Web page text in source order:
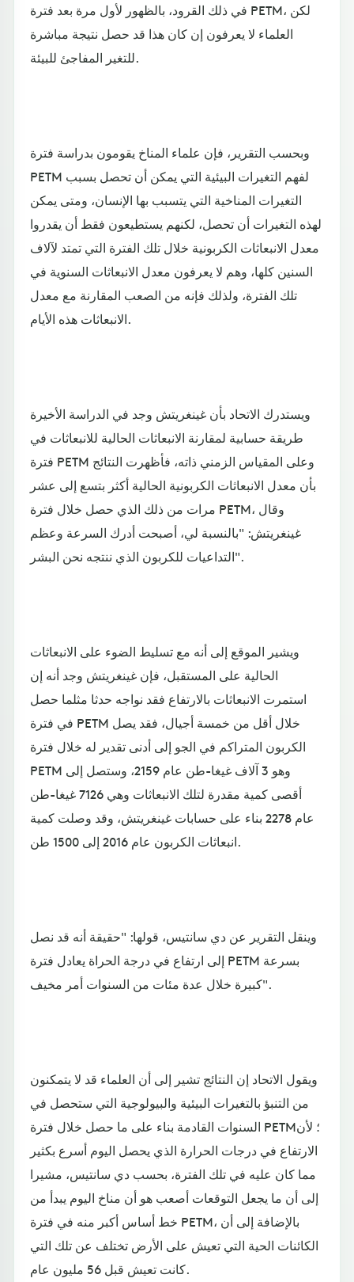
في ذلك القرود، بالظهور لأول مرة بعد فترة PETM، لكن
العلماء لا يعرفون إن كان هذا قد حصل نتيجة مباشرة
للتغير المفاجئ للبيئة.
وبحسب التقرير، فإن علماء المناخ يقومون بدراسة فترة
PETM لفهم التغيرات البيئية التي يمكن أن تحصل بسبب
التغيرات المناخية التي يتسبب بها الإنسان، ومتى يمكن
لهذه التغيرات أن تحصل، لكنهم يستطيعون فقط أن يقدروا
معدل الانبعاثات الكربونية خلال تلك الفترة التي تمتد لآلاف
السنين كلها، وهم لا يعرفون معدل الانبعاثات السنوية في
تلك الفترة، ولذلك فإنه من الصعب المقارنة مع معدل
الانبعاثات هذه الأيام.
ويستدرك الاتحاد بأن غينغريتش وجد في الدراسة الأخيرة
طريقة حسابية لمقارنة الانبعاثات الحالية للانبعاثات في
فترة PETM وعلى المقياس الزمني ذاته، فأظهرت النتائج
بأن معدل الانبعاثات الكربونية الحالية أكثر بتسع إلى عشر
مرات من ذلك الذي حصل خلال فترة PETM، وقال
غينغريتش: "بالنسبة لي، أصبحت أدرك السرعة وعظم
التداعيات للكربون الذي ننتجه نحن البشر".
ويشير الموقع إلى أنه مع تسليط الضوء على الانبعاثات
الحالية على المستقبل، فإن غينغريتش وجد أنه إن
استمرت الانبعاثات بالارتفاع فقد نواجه حدثا مثلما حصل
في فترة PETM خلال أقل من خمسة أجيال، فقد يصل
الكربون المتراكم في الجو إلى أدنى تقدير له خلال فترة
PETM وهو 3 آلاف غيغا-طن عام 2159، وستصل إلى
أقصى كمية مقدرة لتلك الانبعاثات وهي 7126 غيغا-طن
عام 2278 بناء على حسابات غينغريتش، وقد وصلت كمية
انبعاثات الكربون عام 2016 إلى 1500 طن.
وينقل التقرير عن دي سانتيس، قولها: "حقيقة أنه قد نصل
إلى ارتفاع في درجة الحراة يعادل فترة PETM بسرعة
كبيرة خلال عدة مئات من السنوات أمر مخيف".
ويقول الاتحاد إن النتائج تشير إلى أن العلماء قد لا يتمكنون
من التنبؤ بالتغيرات البيئية والبيولوجية التي ستحصل في
السنوات القادمة بناء على ما حصل خلال فترة PETM؛ لأن
الارتفاع في درجات الحرارة الذي يحصل اليوم أسرع بكثير
مما كان عليه في تلك الفترة، بحسب دي سانتيس، مشيرا
إلى أن ما يجعل التوقعات أصعب هو أن مناخ اليوم يبدأ من
خط أساس أكبر منه في فترة PETM، بالإضافة إلى أن
الكائنات الحية التي تعيش على الأرض تختلف عن تلك التي
كانت تعيش قبل 56 مليون عام.